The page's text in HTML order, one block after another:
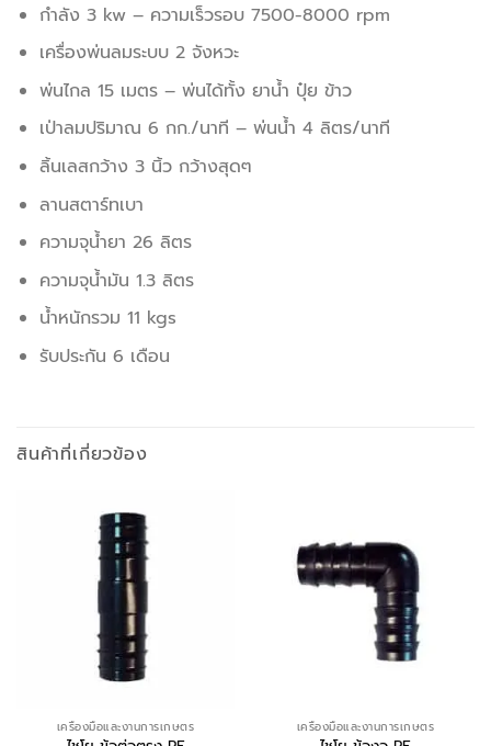
กำลัง 3 kw – ความเร็วรอบ 7500-8000 rpm
เครื่องพ่นลมระบบ 2 จังหวะ
พ่นไกล 15 เมตร – พ่นได้ทั้ง ยาน้ำ ปุ๋ย ข้าว
เป่าลมปริมาณ 6 กก./นาที – พ่นน้ำ 4 ลิตร/นาที
ลิ้นเลสกว้าง 3 นิ้ว กว้างสุดๆ
ลานสตาร์ทเบา
ความจุน้ำยา 26 ลิตร
ความจุน้ำมัน 1.3 ลิตร
น้ำหนักรวม 11 kgs
รับประกัน 6 เดือน
สินค้าที่เกี่ยวข้อง
เครื่องมือและงานการเกษตร เครื่องมือและงานการเกษตร